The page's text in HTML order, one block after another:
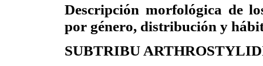
Descripción morfológica de
por género, distribución y
SUBTRIBU